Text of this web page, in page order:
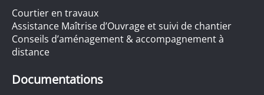
Courtier en travaux
Assistance Maîtrise d’Ouvrage et suivi de chantier
Conseils d’aménagement & accompagnement à
distance
Documentations